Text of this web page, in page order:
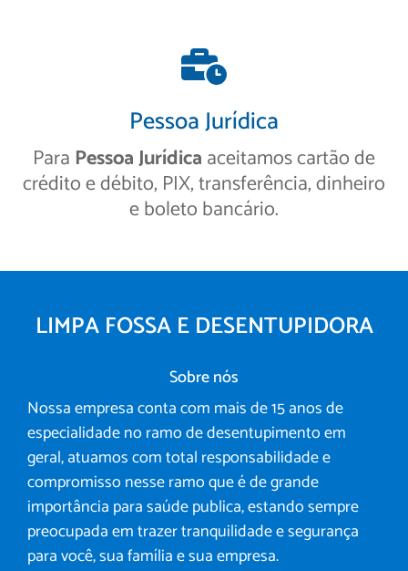
Pessoa Jurídica
Para Pessoa Jurídicaaceitamos cartão de
crédito e débito, PIX, transferência, dinheiro
e boleto bancário.
LIMPA FOSSA E DESENTUPIDORA
Sobre nós
Nossa empresa conta com mais de 15 anos de
especialidade no ramo de desentupimento em
geral, atuamos com total responsabilidade e
compromisso nesse ramo que é de grande
importância para saúde publica, estando sempre
preocupada em trazer tranquilidade e segurança
para você, sua família e sua empresa.